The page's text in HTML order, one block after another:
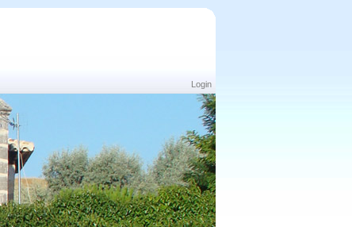
Login